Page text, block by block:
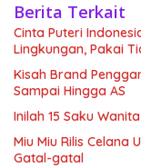
Berita Terkait
Cinta Puteri
Lingkungan, Pakai
Kisah Brand
Sampai Hingga AS
Inilah 15 Saku
Miu Miu Rilis Celana
Gatal-gatal